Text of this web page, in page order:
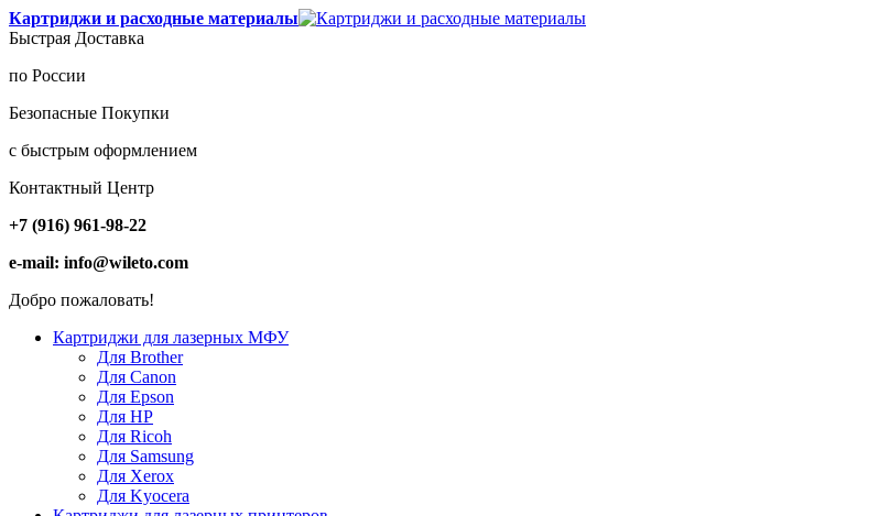
Картриджи и расходные материалы
Быстрая Доставка
по России
Безопасные Покупки
с быстрым оформлением
Контактный Центр
+7 (916) 961-98-22
e-mail: info@wileto.com
Добро пожаловать!
Картриджи для лазерных МФУ
Для Brother
Для Canon
Для Epson
Для HP
Для Ricoh
Для Samsung
Для Xerox
Для Kyocera